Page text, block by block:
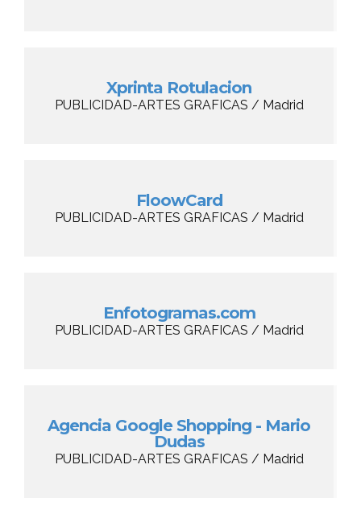
Xprinta Rotulacion
PUBLICIDAD-ARTES GRAFICAS / Madrid
FloowCard
PUBLICIDAD-ARTES GRAFICAS / Madrid
Enfotogramas.com
PUBLICIDAD-ARTES GRAFICAS / Madrid
Agencia Google Shopping - Mario
Dudas
PUBLICIDAD-ARTES GRAFICAS / Madrid